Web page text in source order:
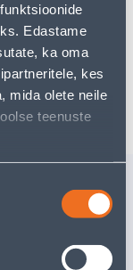
Edastame
ka oma
kes
mida olete neile
teenuste